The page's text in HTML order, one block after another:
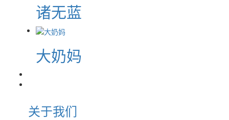
诸无蓝
大奶妈
关于我们